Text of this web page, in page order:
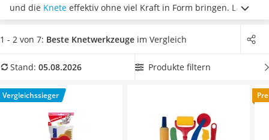
Klimmzugstation
Koffer
Nachtsichtgerät
Handgepäck-Koffer
Wanderschuhe Herren
Sicherheitsweste Reiten
und die Knete effektiv ohne viel Kraft in Form bringen. Laut
Tests im Internet sind die gängigsten Knetwerkzeuge ab drei
Jahren geeignet. Wählen Sie jetzt aus unserer
Kinder ab zwei Jahren geeignet ist , wenn Ihren Nachwuchs
August 2026 besonders das Modell
Knetwerkzeug
1 - 2 von 7: Beste Knetwerkzeuge im Vergleich
Stand: 05.08.2026 Produkte filtern
Vergleichssieger